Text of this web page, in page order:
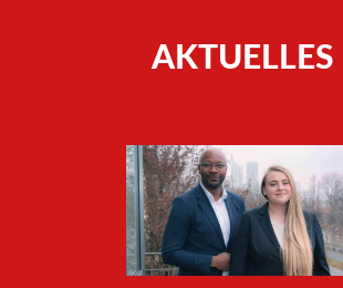
AKTUELLES